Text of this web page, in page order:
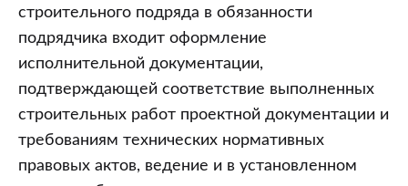
строительного подряда в обязанности
подрядчика входит оформление
исполнительной документации,
подтверждающей соответствие выполненных
строительных работ проектной документации и
требованиям технических нормативных
правовых актов, ведение и в установленном